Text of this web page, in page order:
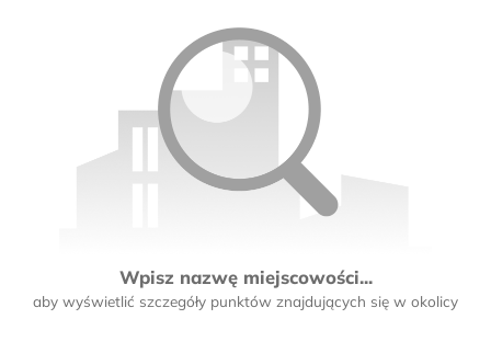
Wpisz nazwę miejscowości...
aby wyświetlić szczegóły punktów znajdujących się w okolicy